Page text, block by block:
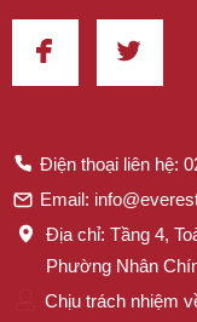
Điện thoại liên hệ:
Email:
Địa chỉ: Tầng 4,
Phường Nhân
Chịu trách nhiệm